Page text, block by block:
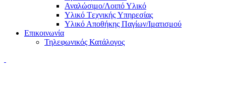
Αναλώσιμο/Λοιπό Υλικό
Υλικό Tεχνικής Yπηρεσίας
Υλικό Αποθήκης Παγίων/Ιματισμού
Επικοινωνία
Τηλεφωνικός Κατάλογος